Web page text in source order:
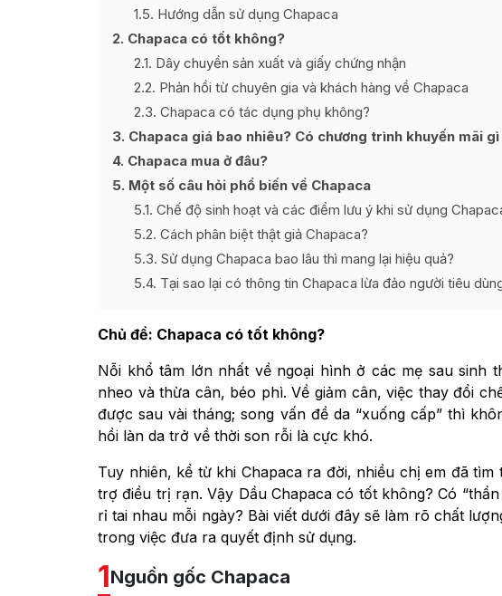
1.5 Hướng dẫn sử dụng Chapaca
2 Chapaca có tốt không?
2.1 Dây chuyền sản xuất và giấy chứng nhận
2.2 Phản hồi từ chuyên gia và khách hàng về Chapaca
2.3 Chapaca có tác dụng phụ không?
3 Chapaca giá bao nhiêu? Có chương trình khuyến mãi
4 Chapaca mua ở đâu?
5 Một số câu hỏi phổ biến về Chapaca
5.1 Chế độ sinh hoạt và các điểm lưu ý khi sử dụng
5.2 Cách phân biệt thật giả Chapaca?
5.3 Sử dụng Chapaca bao lâu thì mang lại hiệu quả?
5.4 Tại sao lại có thông tin Chapaca lừa đảo người tiêu
Chủ đề: Chapaca có tốt không?
Nỗi khổ tâm lớn nhất về ngoại hình ở các mẹ sau sinh
nheo và thừa cân, béo phì. Về giảm cân, việc thay đổi
được sau vài tháng; song vấn đề da “xuống cấp” thì
hồi làn da trở về thời son rỗi là cực khó.
Tuy nhiên, kể từ khi Chapaca ra đời, nhiều chị em đã
trợ điều trị rạn. Vậy Dầu Chapaca có tốt không? Có
rỉ tai nhau mỗi ngày? Bài viết dưới đây sẽ làm rõ chất
trong việc đưa ra quyết định sử dụng.
1Nguồn gốc Chapaca